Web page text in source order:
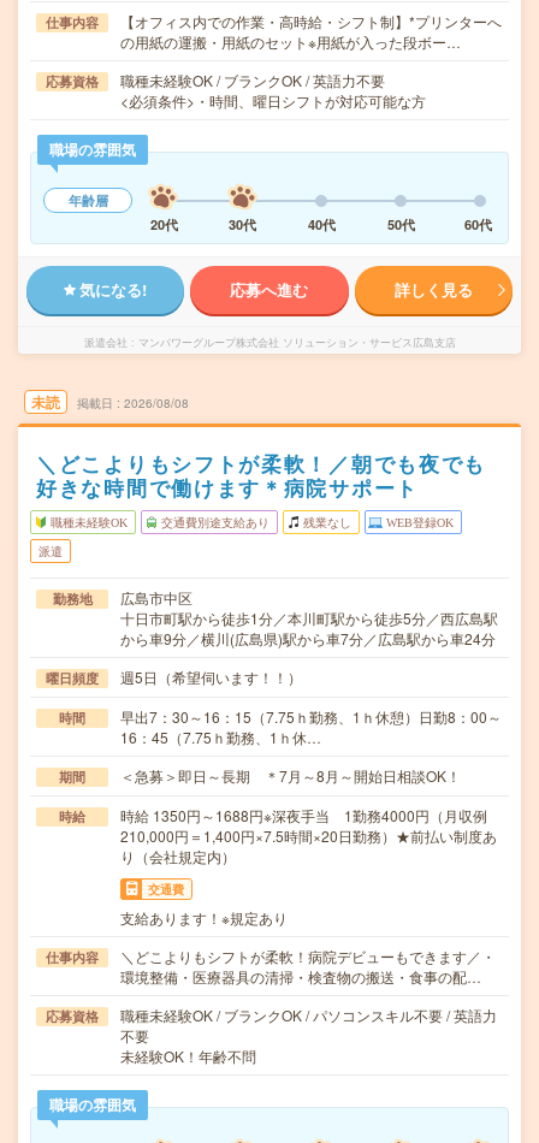
仕事内容
【オフィス内での作業・高時給・シフト制】*プリンターへ
の用紙の運搬・用紙のセット※用紙が入った段ボー…
応募資格
職種未経験OK / ブランクOK / 英語力不要
<必須条件>・時間、曜日シフトが対応可能な方
職場の雰囲気
年齢層
20代
30代 40代 50代 60代
気になる! 応募へ進む 詳しく見る
派遣会社 マンパワーグループ株式会社 ソリューション・サービス広島支店
未読 掲載日 2026/08/08
＼どこよりもシフトが柔軟！／朝でも夜でも
好きな時間で働けます＊病院サポート
職種未経験OK 交通費別途支給あり 残業なし WEB登録OK
派遣
勤務地
広島市中区
十日市町駅から徒歩1分／本川町駅から徒歩5分／西広島駅
から車9分／横川(広島県)駅から車7分／広島駅から車24分
曜日頻度 週5日（希望伺います！！）
時間
早出7：30～16：15（7.75ｈ勤務、1ｈ休憩）日勤8：00～
16：45（7.75ｈ勤務、1ｈ休…
期間 ＜急募＞即日～長期 ＊7月～8月～開始日相談OK！
時給
時給 1350円～1688円※深夜手当 1勤務4000円（月収例
210,000円＝1,400円×7.5時間×20日勤務）★前払い制度あ
り（会社規定内）
交通費
支給あります！※規定あり
仕事内容
＼どこよりもシフトが柔軟！病院デビューもできます／・
環境整備・医療器具の清掃・検査物の搬送・食事の配…
応募資格
職種未経験OK / ブランクOK / パソコンスキル不要 / 英語力
不要
未経験OK！年齢不問
職場の雰囲気